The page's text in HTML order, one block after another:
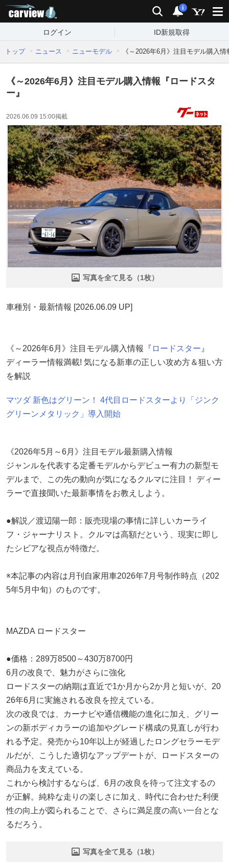
検索 通知
i
ログイン ID新規取得
トップ ニュース ニューモデル 《～2026年6月》注目モデル購入
《～2026年6月》注目モデル購入情報『ロードスタ
ー』
2026.06.09 15:00掲載
写真を全て見る（1枚）
車種別・最新情報 [2026.06.09 UP]
《～2026年6月》注目モデル購入情報『 ロードスター 』
ディーラー情報満載! 気になる新車の正しい攻め方＆狙い方
を解説
マツダ 新色はグリーン！ 4代目ロードスターより「ジンク
グリーンメタリック」導入開始
《2026年5月～6月》注目モデル最新購入情報
ジャンルを代表する定番モデルからデビュー有力の新型モ
デルまで、この先の動向が気になるクルマに注目！ ディー
ラーで直接聞いた最新事情をお教えしよう。
●解説／渡辺陽一郎：販売現場の事情に詳しいカーライ
フ・ジャーナリスト。クルマは高額だという、現実に即し
たシビアな視点が特徴だ。
※本記事の内容は月刊自家用車2026年7月号制作時点（202
5年5月中旬）のものです。
MAZDA ロードスター
●価格：289万8500～430万8700円
6月の改良で、魅力がさらに強化
ロードスターの納期は直近で1か月から2か月と短いが、20
26年6月に実施される改良を控えている。
次の改良では、カーナビや通信機能の進化に加え、グリー
ンの新ボディカラーの追加やグレード構成の見直しが行わ
れる予定。発売から10年以上が経過したロングセラーモデ
ルだが、こうした適切なアップデートが、ロードスターの
商品力を支えている。
これから検討するならば、6月の改良を待って注文するの
が正解。純粋な走りの楽しさに加え、時代に合わせた利便
性の向上が図られることで、さらに満足度の高い一台とな
るだろう。
写真を全て見る（1枚）